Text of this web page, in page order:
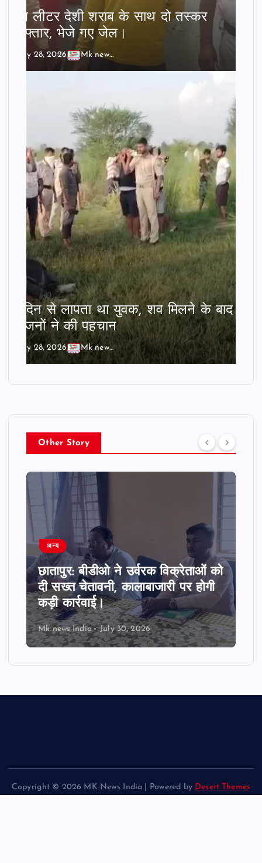
बीस लीटर देशी शराब के साथ दो तस्कर
गिरफ्तार, भेजे गए जेल।
July 28, 2026 Mk news India
दो दिन से लापता था युवक, शव मिलने के बाद
परिजनों ने की पहचान
July 28, 2026 Mk news India
Other Story
अन्य
छातापुर: बीडीओ ने उर्वरक विक्रेताओं को
दी सख्त चेतावनी, कालाबाजारी पर होगी
कड़ी कार्रवाई।
Mk news India July 30, 2026
Copyright © 2026 MK News India | Powered by Desert Themes